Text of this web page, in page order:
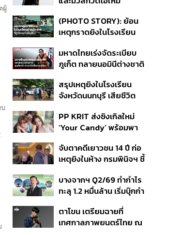
ผู้
สัมพันธ์สุด Toxic
(PHOTO STORY): ย้อน
เหตุกราดยิงในโรงเรียน
นักเรียน
มหาดไทยเร่งจัดระเบียบ
ภูเก็ต ทลายนอมินีต่างชาติ
ที่ดิน เคลียร์ใบอนุญาต
โรงแรมค้าง 7 ปี
สรุปเหตุยิงในโรงเรียน
จังหวัดนนทบุรี เสียชีวิต
ปมค้นประวัติคดีกราดยิงที่
สหรัฐฯ
PP KRIT ส่งซิงเกิลใหม่
‘Your Candy’ พร้อมพา
สิกวิดีโอ
จับตาคดีเยาวชน 14 ปี ก่อ
เหตุยิงในห้าง กรมพินิจฯ ชี้
เนื่อง ประเมินปล่อยตัว
บางจากฯ Q2/69 ทำกำไร
ทะลุ 1.2 หมื่นล้าน เริ่มบุ๊กกำ
แรก หนุนรายได้ครึ่งปีทะลุ
3.2 แสนล้าน
ตาโขน เตรียมฉายที่
เทศกาลภาพยนตร์ไทย ณ